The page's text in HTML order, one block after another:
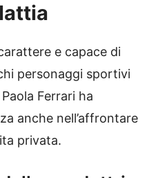
e capace di
personaggi sportivi
Ferrari ha
anche nell’affrontare
privata.